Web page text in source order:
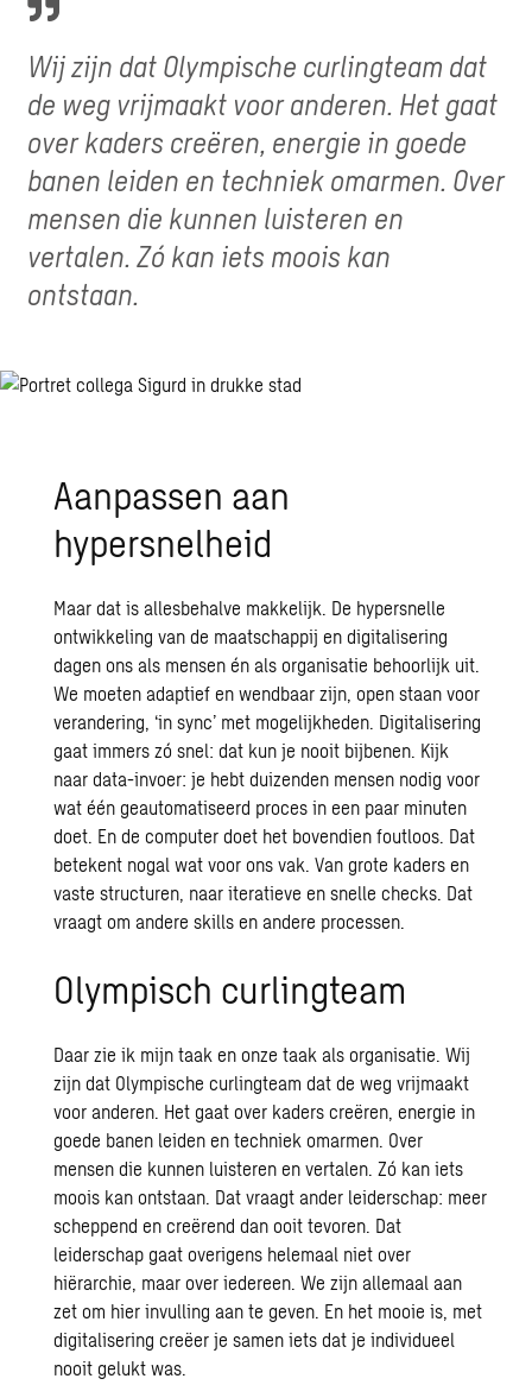
Wij zijn dat Olympische curlingteam dat
de weg vrijmaakt voor anderen. Het gaat
over kaders creëren, energie in goede
banen leiden en techniek omarmen. Over
mensen die kunnen luisteren en
vertalen. Zó kan iets moois kan
ontstaan.
Aanpassen aan
hypersnelheid
Maar dat is allesbehalve makkelijk. De hypersnelle
ontwikkeling van de maatschappij en digitalisering
dagen ons als mensen én als organisatie behoorlijk uit.
We moeten adaptief en wendbaar zijn, open staan voor
verandering, ‘in sync’ met mogelijkheden. Digitalisering
gaat immers zó snel: dat kun je nooit bijbenen. Kijk
naar data-invoer: je hebt duizenden mensen nodig voor
wat één geautomatiseerd proces in een paar minuten
doet. En de computer doet het bovendien foutloos. Dat
betekent nogal wat voor ons vak. Van grote kaders en
vaste structuren, naar iteratieve en snelle checks. Dat
vraagt om andere skills en andere processen.
Olympisch curlingteam
Daar zie ik mijn taak en onze taak als organisatie. Wij
zijn dat Olympische curlingteam dat de weg vrijmaakt
voor anderen. Het gaat over kaders creëren, energie in
goede banen leiden en techniek omarmen. Over
mensen die kunnen luisteren en vertalen. Zó kan iets
moois kan ontstaan. Dat vraagt ander leiderschap: meer
scheppend en creërend dan ooit tevoren. Dat
leiderschap gaat overigens helemaal niet over
hiërarchie, maar over iedereen. We zijn allemaal aan
zet om hier invulling aan te geven. En het mooie is, met
digitalisering creëer je samen iets dat je individueel
nooit gelukt was.